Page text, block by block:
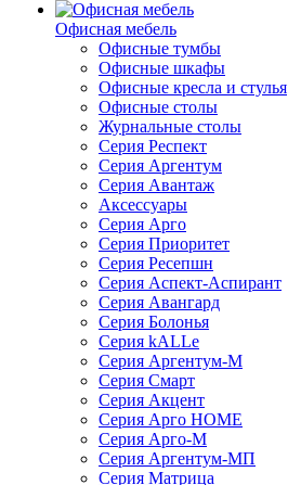
Офисная мебель
Офисные тумбы
Офисные шкафы
Офисные кресла и стулья
Офисные столы
Журнальные столы
Серия Респект
Серия Аргентум
Серия Авантаж
Аксессуары
Серия Арго
Серия Приоритет
Серия Ресепшн
Серия Аспект-Аспирант
Серия Авангард
Серия Болонья
Серия kALLe
Серия Аргентум-М
Серия Смарт
Серия Акцент
Серия Арго HOME
Серия Арго-М
Серия Аргентум-МП
Серия Матрица